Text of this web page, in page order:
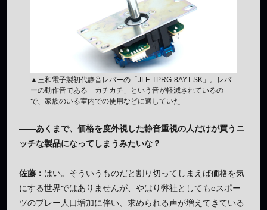
▲三和電子製初代静音レバーの「JLF-TPRG-8AYT-SK」。レバ
ーの動作音である「カチカチ」という音が軽減されているの
で、家族のいる室内での使用などに適していた
——あくまで、価格を度外視した静音重視の人だけが買うニ
ッチな製品になってしまうみたいな？
佐藤： はい。そういうものだと割り切ってしまえば価格を気
にする世界ではありませんが、やはり弊社としてもeスポー
ツのプレー人口増加に伴い、求められる声が増えてきている